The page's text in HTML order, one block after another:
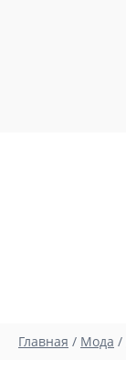
Главная / Мода /